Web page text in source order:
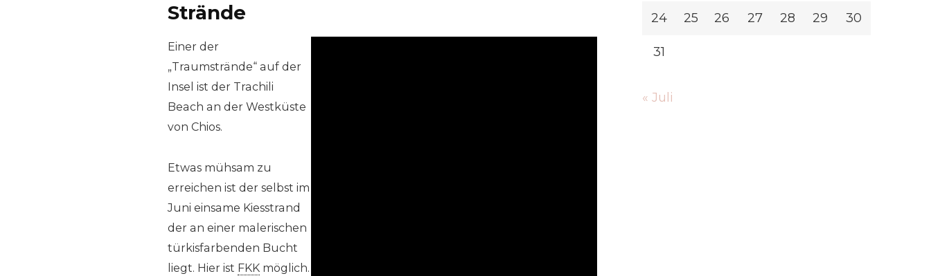
Strände
Einer der
„Traumstrände“ auf der
Insel ist der Trachili
Beach an der Westküste
von Chios.
Etwas mühsam zu
erreichen ist der selbst im
Juni einsame Kiesstrand
der an einer malerischen
türkisfarbenden Bucht
liegt. Hier ist FKK möglich.
24 25 26 27 28 29 30
31
« Juli